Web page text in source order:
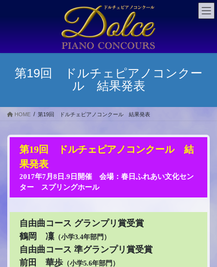
に
ョ
第19回 ドルチェピアノコンクー
ル 結果発表
HOME 第19回 ドルチェピアノコンクール 結果発表
第19回 ドルチェピアノコンクール 結
果発表
2017年7月8日.9日開催 会場：春日ふれあい文化セン
ター スプリングホール
自由曲コース グランプリ賞受賞
鶴岡 凜 （小学3.4年部門）
自由曲コース 準グランプリ賞受賞
前田 華歩 （小学5.6年部門）